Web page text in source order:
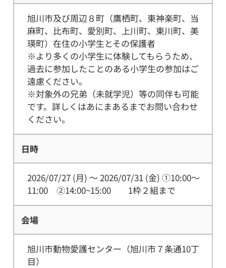
旭川市及び周辺８町（鷹栖町、東神楽町、当
麻町、比布町、愛別町、上川町、東川町、美
瑛町）在住の小学生とその保護者
※より多くの小学生に体験してもらうため、
過去に参加したことのある小学生の参加はご
遠慮ください。
※対象外の兄弟（未就学児）等の同伴も可能
です。詳しくはあにまあるまでお問い合わせ
ください。
日時
2026/07/27 (月) ～ 2026/07/31 (金) ①10:00～
11:00 ②14:00~15:00 1枠２組まで
会場
旭川市動物愛護センター（旭川市７条通10丁
目）